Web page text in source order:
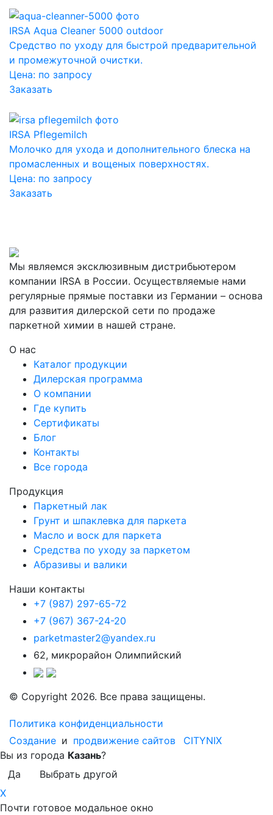
IRSA Aqua Cleaner 5000 outdoor
Средство по уходу для быстрой предварительной
и промежуточной очистки.
Цена: по запросу
Заказать
IRSA Pflegemilch
Молочко для ухода и дополнительного блеска на
промасленных и вощеных поверхностях.
Цена: по запросу
Заказать
Мы являемся эксклюзивным дистрибьютером
компании IRSA в России. Осуществляемые нами
регулярные прямые поставки из Германии – основа
для развития дилерской сети по продаже
паркетной химии в нашей стране.
О нас
Каталог продукции
Дилерская программа
О компании
Где купить
Сертификаты
Блог
Контакты
Все города
Продукция
Паркетный лак
Грунт и шпаклевка для паркета
Масло и воск для паркета
Средства по уходу за паркетом
Абразивы и валики
Наши контакты
+7 (987) 297-65-72
+7 (967) 367-24-20
parketmaster2@yandex.ru
62, микрорайон Олимпийский
© Copyright 2026. Все права защищены.
Политика конфиденциальности
Создание и продвижение сайтов
CITYNIX
Вы из города Казань?
Да
Выбрать другой
X
Почти готовое модальное окно